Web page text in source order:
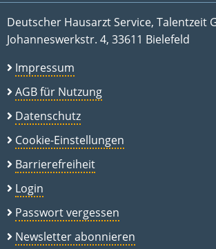
Deutscher Hausarzt Service, Talentzeit
Johanneswerkstr. 4, 33611 Bielefeld
Impressum
AGB für Nutzung
Datenschutz
Cookie-Einstellungen
Barrierefreiheit
Login
Passwort vergessen
Newsletter abonnieren